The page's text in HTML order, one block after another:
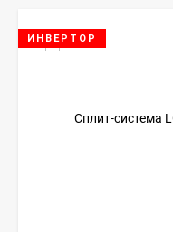
ИНВЕРТОР